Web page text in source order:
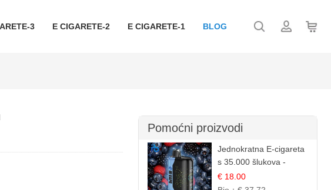
3 E CIGARETE-2 E CIGARETE-1 BLOG
Pomoćni proizvodi
Jednokratna E-cigareta
s 35.000 šlukova -
Kupina & Borovnica |
Intenzivna Mješavina
€ 18.00